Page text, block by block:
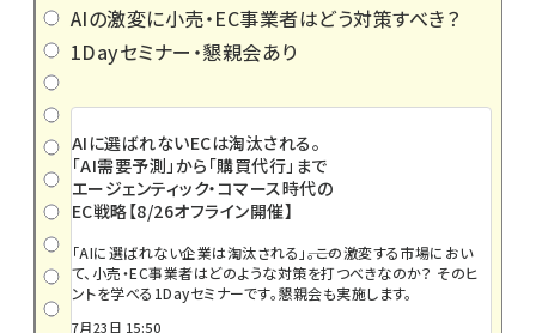
AIの激変に小売・EC事業者はどう対策すべき？
1Dayセミナー・懇親会あり
AIに選ばれないECは淘汰される。
「AI需要予測」から「購買代行」まで
エージェンティック・コマース時代の
EC戦略【8/26オフライン開催】
「AIに選ばれない企業は淘汰される」――。この激変する市場におい
て、小売・EC事業者はどのような対策を打つべきなのか？ そのヒ
ントを学べる1Dayセミナーです。懇親会も実施します。
7月23日 15:50